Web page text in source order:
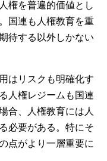
権を普遍的価値とし
国連も人権教育を重
待する以外しかない
はリスクも明確化す
人権レジームも国連
合、人権教育には人
必要がある。特にそ
点がより一層重要に